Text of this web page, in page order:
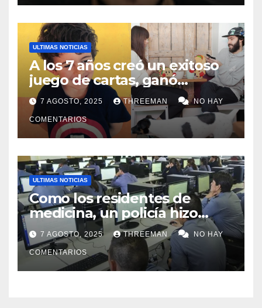
ULTIMAS NOTICIAS
A los 7 años creó un exitoso
juego de cartas, ganó
millones y ahora vendió la
idea para cumplir su sueño
7 AGOSTO, 2025 THREEMAN NO HAY
COMENTARIOS
ULTIMAS NOTICIAS
Como los residentes de
medicina, un policía hizo
trampa en un examen para
obtener un ascenso en Santa
Fe y fue suspendido
7 AGOSTO, 2025 THREEMAN NO HAY
COMENTARIOS